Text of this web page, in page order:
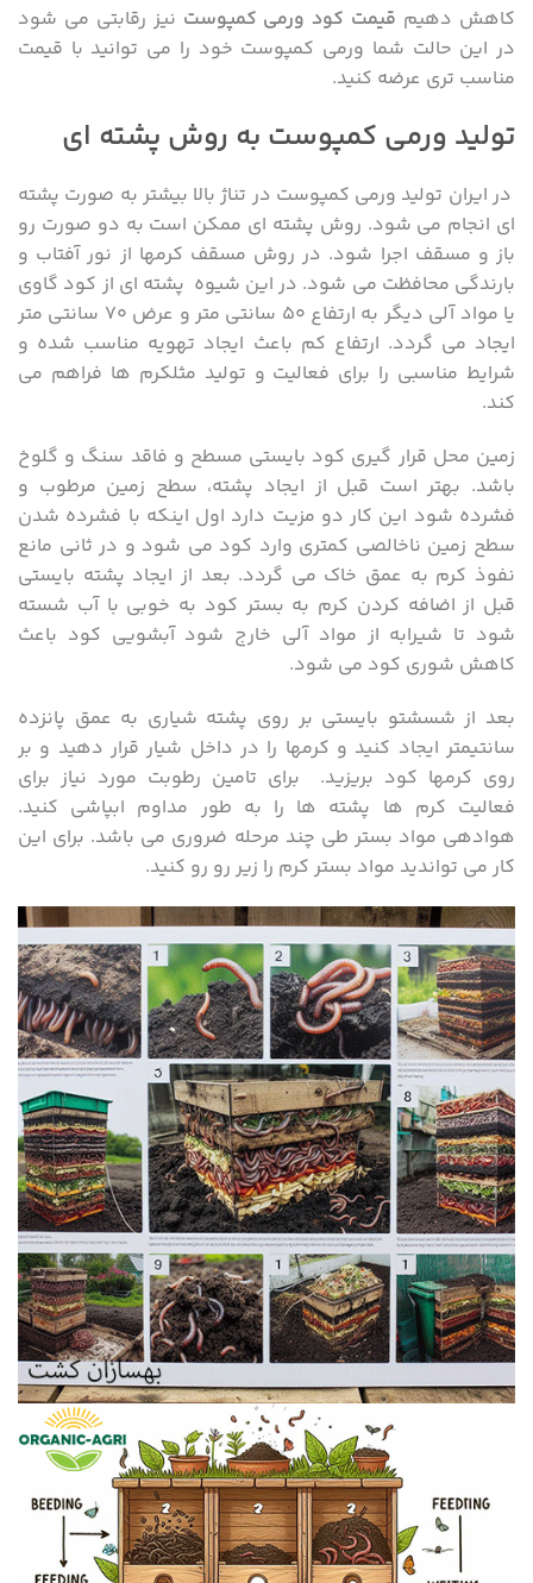
کاهش دهیم قیمت کود ورمی کمپوست نیز رقابتی می شود
در این حالت شما ورمی کمپوست خود را می توانید با قیمت
مناسب تری عرضه کنید.
تولید ورمی کمپوست به روش پشته ای
در ایران تولید ورمی کمپوست در تناژ بالا بیشتر به صورت پشته
ای انجام می شود. روش پشته ای ممکن است به دو صورت رو
باز و مسقف اجرا شود. در روش مسقف کرمها از نور آفتاب و
بارندگی محافظت می شود. در این شیوه پشته ای از کود گاوی
یا مواد آلی دیگر به ارتفاع ۵۰ سانتی متر و عرض ۷۰ سانتی متر
ایجاد می گردد. ارتفاع کم باعث ایجاد تهویه مناسب شده و
شرایط مناسبی را برای فعالیت و تولید مثلکرم ها فراهم می
کند.
زمین محل قرار گیری کود بایستی مسطح و فاقد سنگ و گلوخ
باشد. بهتر است قبل از ایجاد پشته، سطح زمین مرطوب و
فشرده شود این کار دو مزیت دارد اول اینکه با فشرده شدن
سطح زمین ناخالصی کمتری وارد کود می شود و در ثانی مانع
نفوذ کرم به عمق خاک می گردد. بعد از ایجاد پشته بایستی
قبل از اضافه کردن کرم به بستر کود به خوبی با آب شسته
شود تا شیرابه از مواد آلی خارج شود آبشویی کود باعث
کاهش شوری کود می شود.
بعد از شسشتو بایستی بر روی پشته شیاری به عمق پانزده
سانتیمتر ایجاد کنید و کرمها را در داخل شیار قرار دهید و بر
روی کرمها کود بریزید. برای تامین رطوبت مورد نیاز برای
فعالیت کرم ها پشته ها را به طور مداوم ابپاشی کنید.
هوادهی مواد بستر طی چند مرحله ضروری می باشد. برای این
کار می تواندید مواد بستر کرم را زیر رو رو کنید.